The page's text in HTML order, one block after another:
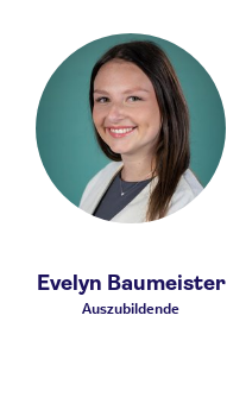
Evelyn Baumeister
Auszubildende